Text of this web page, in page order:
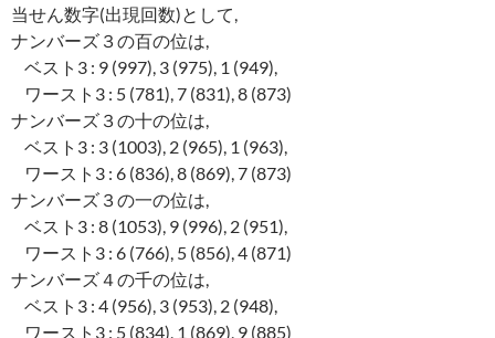
当せん数字(出現回数)として,
ナンバーズ３の百の位は,
ベスト3 : 9 (997), 3 (975), 1 (949),
ワースト3 : 5 (781), 7 (831), 8 (873)
ナンバーズ３の十の位は,
ベスト3 : 3 (1003), 2 (965), 1 (963),
ワースト3 : 6 (836), 8 (869), 7 (873)
ナンバーズ３の一の位は,
ベスト3 : 8 (1053), 9 (996), 2 (951),
ワースト3 : 6 (766), 5 (856), 4 (871)
ナンバーズ４の千の位は,
ベスト3 : 4 (956), 3 (953), 2 (948),
ワースト3 : 5 (834), 1 (869), 9 (885)